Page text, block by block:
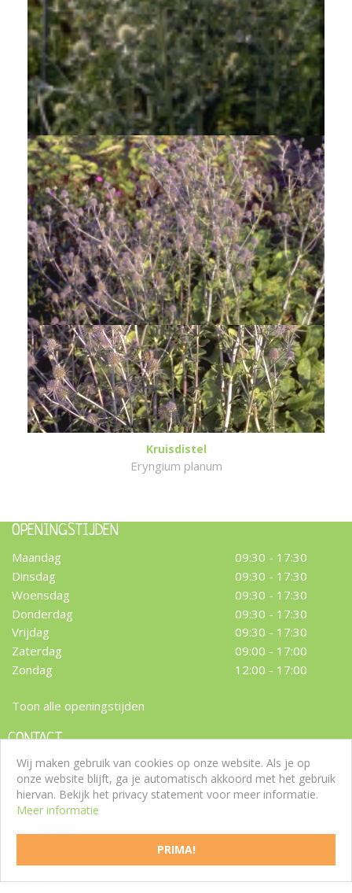
Kruisdistel
Eryngium planum 'Silverstone'
Kruisdistel
Eryngium planum
OPENINGSTIJDEN
Maandag
09:30 - 17:30
Dinsdag
09:30 - 17:30
Woensdag
09:30 - 17:30
Donderdag
09:30 - 17:30
Vrijdag
09:30 - 17:30
Zaterdag
09:00 - 17:00
Zondag
12:00 - 17:00
Toon alle openingstijden
CONTACT
Tuincentrum Roden
Westeresch 7
9301 ZW Roden
T:050 5011188
info@tuincentrumroden.nlPRIMA!
Wij maken gebruik van cookies op onze website. Als je op
onze website blijft, ga je automatisch akkoord met het gebruik
hiervan. Bekijk het privacy statement voor meer informatie.
Meer informatie